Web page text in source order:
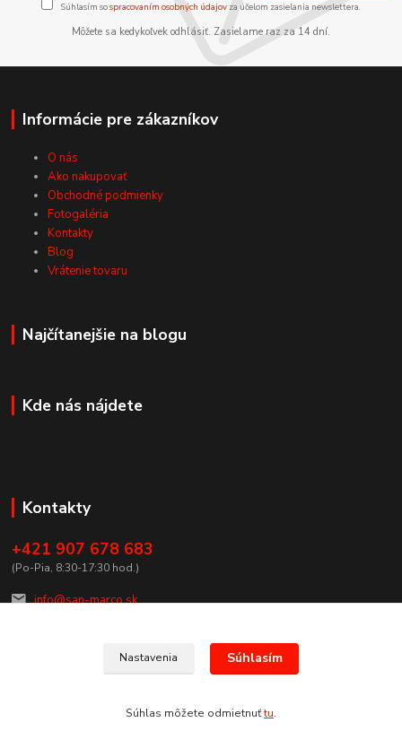
Súhlasím sospracovaním osobných údajov za účelom zasielania newslettera.
Môžete sa kedykoľvek odhlásiť. Zasielame raz za 14 dní.
Informácie pre zákazníkov
O nás
Ako nakupovať
Obchodné podmienky
Fotogaléria
Kontakty
Blog
Vrátenie tovaru
Najčítanejšie na blogu
Kde nás nájdete
Kontakty
+421 907 678 683
(Po-Pia, 8:30-17:30 hod.)
info@san-marco.sk
Nastavenia Súhlasím
Súhlas môžete odmietnuťtu.